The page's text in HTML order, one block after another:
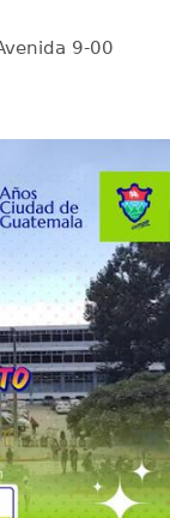
9-00